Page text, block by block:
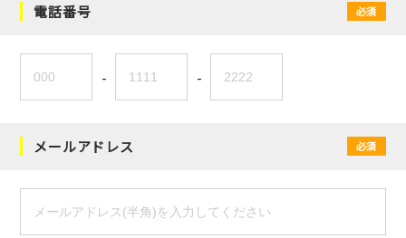
電話番号 必須
- -
メールアドレス 必須